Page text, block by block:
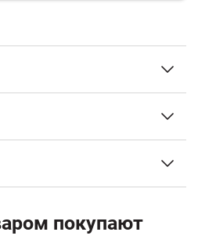
новейшей разработки:
каменка нагревается в 2
моделей Гефест и
в комплекте чугунный
каменку и чугунную
С
покупают